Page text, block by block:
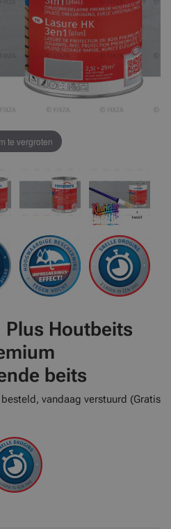
Plus Houtbeits
beits
vandaag verstuurd (Gratis
te vergroten